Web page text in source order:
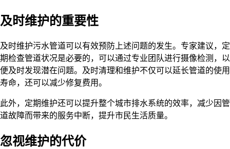
及时维护的重要性
及时维护污水管道可以有效预防上述问题的发生。专家建议，定
期检查管道状况是必要的，可以通过专业团队进行摄像检测，以
便及时发现潜在问题。及时清理和维护不仅可以延长管道的使用
寿命，还可以减少修复费用。
此外，定期维护还可以提升整个城市排水系统的效率，减少因管
道故障而带来的服务中断，提升市民生活质量。
忽视维护的代价